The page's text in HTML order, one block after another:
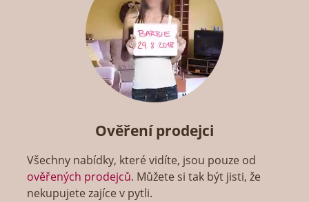
Ověření prodejci
Všechny nabídky, které vidíte, jsou pouze od
ověřených prodejců. Můžete si tak být jisti, že
nekupujete zajíce v pytli.